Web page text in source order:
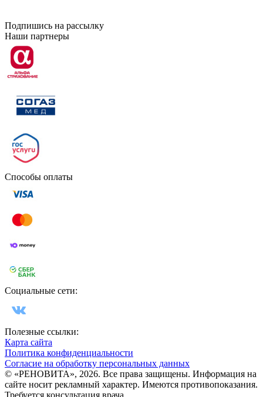
Подпишись на рассылку
Наши партнеры
Способы оплаты
Социальные сети:
Полезные ссылки:
Карта сайта
Политика конфиденциальности
Согласие на обработку персональных данных
© «РЕНОВИТА», 2026. Все права защищены. Информация на
сайте носит рекламный характер. Имеются противопоказания.